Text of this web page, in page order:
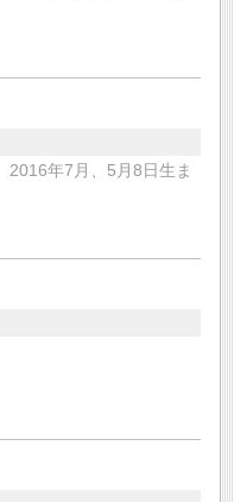
2016年7月、5月8日生ま